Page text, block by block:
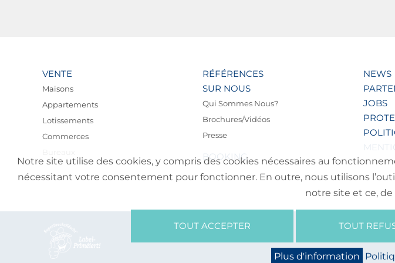
VENTE
Maisons
Appartements
Lotissements
Commerces
RÉFÉRENCES
SUR NOUS
Qui Sommes Nous?
Brochures/Vidéos
Presse
BOOKING
NEWS
JOBS
Notre site utilise des cookies, y compris des cookies nécessaires au
nécessitant votre consentement pour fonctionner. En outre, nous utilisons
notre site et ce,
TOUT ACCEPTER TOUT
Plus d'information